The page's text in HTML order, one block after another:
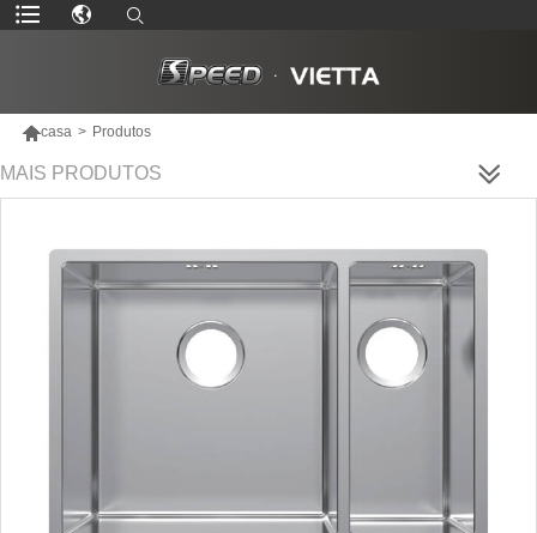
casa > Produtos
MAIS PRODUTOS